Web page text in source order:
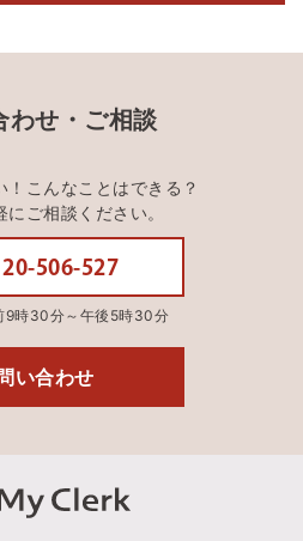
わせ・ご相談
！こんなことはできる？
にご相談ください。
506-527
時30分～午後5時30分
い合わせ